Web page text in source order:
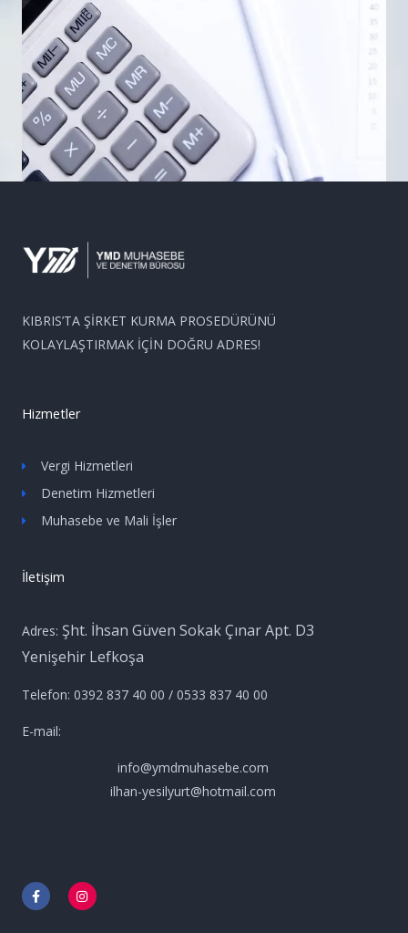
KIBRIS’TA ŞİRKET KURMA PROSEDÜRÜNÜ
KOLAYLAŞTIRMAK İÇİN DOĞRU ADRES!
Hizmetler
Vergi Hizmetleri
Denetim Hizmetleri
Muhasebe ve Mali İşler
İletişim
Adres: Şht. İhsan Güven Sokak Çınar Apt. D3
Yenişehir Lefkoşa
Telefon: 0392 837 40 00 / 0533 837 40 00
E-mail:
info@ymdmuhasebe.com
ilhan-yesilyurt@hotmail.com
F
a
c
I
n
s